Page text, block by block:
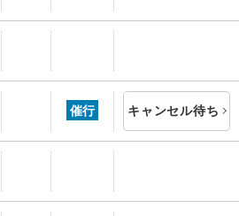
催行 キャンセル待ち